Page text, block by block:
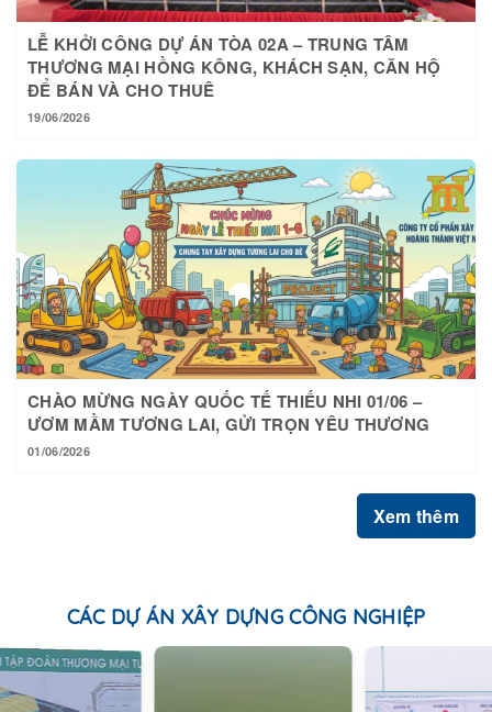
LỄ KHỞI CÔNG DỰ ÁN TÒA 02A – TRUNG TÂM
THƯƠNG MẠI HỒNG KÔNG, KHÁCH SẠN, CĂN HỘ
ĐỂ BÁN VÀ CHO THUÊ
19/06/2026
CHÀO MỪNG NGÀY QUỐC TẾ THIẾU NHI 01/06 –
ƯƠM MẦM TƯƠNG LAI, GỬI TRỌN YÊU THƯƠNG
01/06/2026